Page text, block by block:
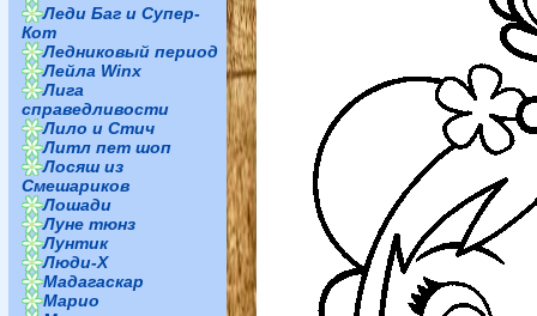
Леди Баг и Супер-
Кот
Ледниковый период
Лейла Winx
Лига
справедливости
Лило и Стич
Литл пет шоп
Лосяш из
Смешариков
Лошади
Луне тюнз
Лунтик
Люди-Х
Мадагаскар
Марио